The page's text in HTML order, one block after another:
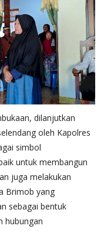
dilanjutkan
oleh Kapolres
simbol
untuk membangun
juga melakukan
Brimob yang
sebagai bentuk
hubungan